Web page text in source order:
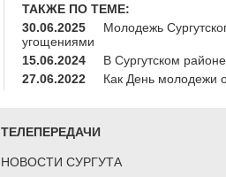
ТАКЖЕ ПО ТЕМЕ:
30.06.2025
Молодежь
угощениями
15.06.2024
В Сургутском
27.06.2022
Как День молодежи
ТЕЛЕПЕРЕДАЧИ
НОВОСТИ СУРГУТА